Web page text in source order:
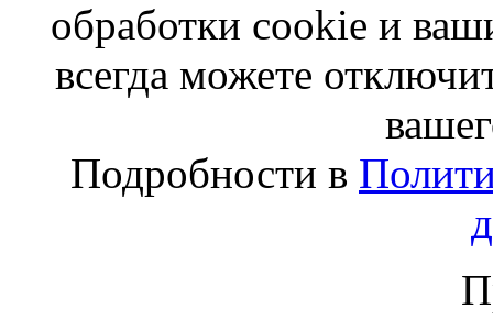
обработки cookie и
всегда можете
Подробности в